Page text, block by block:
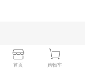
首页 购物车